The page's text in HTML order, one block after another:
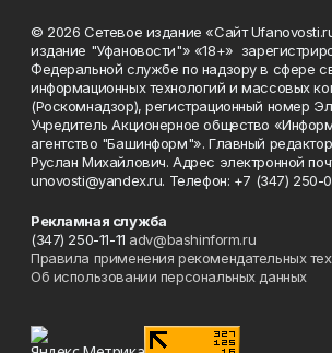
© 2026 Сетевое издание «Сайт
издание "Уфановости"» «18+»
Федеральной службе по надзору в сфере
информационных технологий и массовых
(Роскомнадзор), регистрационный номер
Учредитель Акционерное общество
агентство "Башинформ"». Главный
Руслан Михайлович. Адрес электронной
unovosti@yandex.ru. Телефон: +7 (347) 250-
Рекламная служба
(347) 250-11-11 adv@bashinform.ru
Правила применения рекомендательных
Об использовании персональных данных